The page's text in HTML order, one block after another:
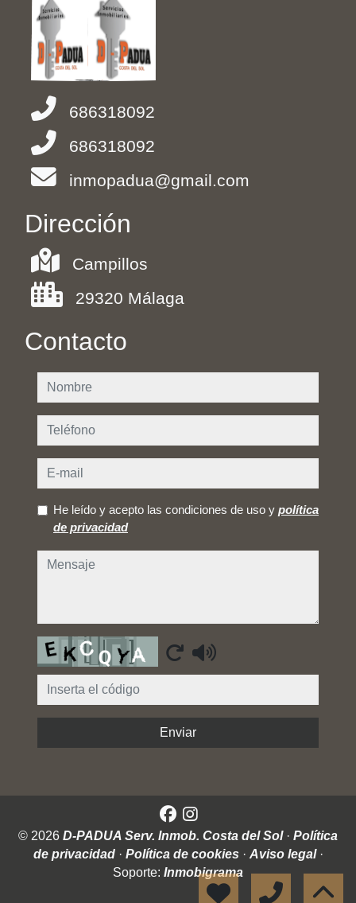
686318092
686318092
inmopadua@gmail.com
Dirección
Campillos
29320 Málaga
Contacto
nombre
teléfono
e-mail
He leído y acepto las condiciones de uso y política
de privacidad
mensaje
Captcha
Enviar
© 2026 D-PADUA Serv. Inmob. Costa del Sol · Política
de privacidad · Política de cookies · Aviso legal ·
Soporte: Inmobigrama